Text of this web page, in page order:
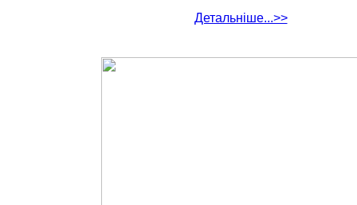
Детальніше...>>